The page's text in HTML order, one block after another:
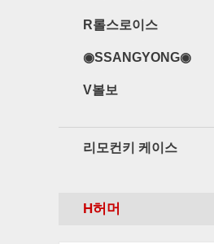
R롤스로이스
◉SSANGYONG◉
V볼보
리모컨키 케이스
H허머